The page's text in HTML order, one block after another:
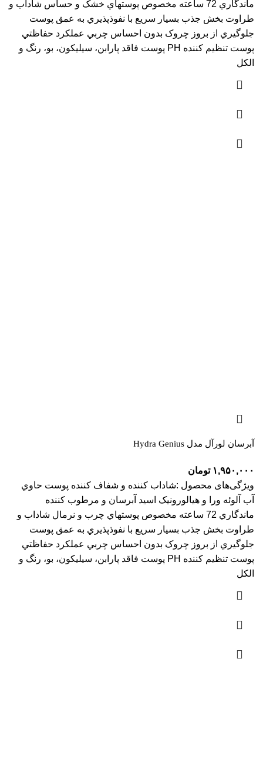
ماندگاري 72 ساعته مخصوص پوستهاي خشک و حساس شاداب و
طراوت بخش جذب بسيار سريع با نفوذپذيري به عمق پوست
جلوگيري از بروز چروک بدون احساس چربي عملکرد حفاظتي
پوست تنظيم کننده PH پوست فاقد پارابن، سيليکون، بو، رنگ و
الکل
آبرسان لورآل مدل Hydra Genius
۱,۹۵۰,۰۰۰ تومان
ویژگی‌های محصول :شاداب کننده و شفاف کننده پوست حاوي
آب آلوئه ورا و هيالورونيک اسيد آبرسان و مرطوب کننده
ماندگاري 72 ساعته مخصوص پوستهاي چرب و نرمال شاداب و
طراوت بخش جذب بسيار سريع با نفوذپذيري به عمق پوست
جلوگيري از بروز چروک بدون احساس چربي عملکرد حفاظتي
پوست تنظيم کننده PH پوست فاقد پارابن، سيليکون، بو، رنگ و
الکل